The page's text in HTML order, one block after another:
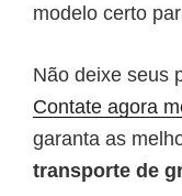
modelo certo
Não deixe seus
Contate agora
garanta as
transporte de